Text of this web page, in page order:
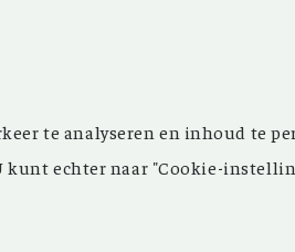
zijn de inspirerende artikelen
en meer dan 15.000 bestanden
te analyseren en inhoud te
kunt echter naar "Cookie-